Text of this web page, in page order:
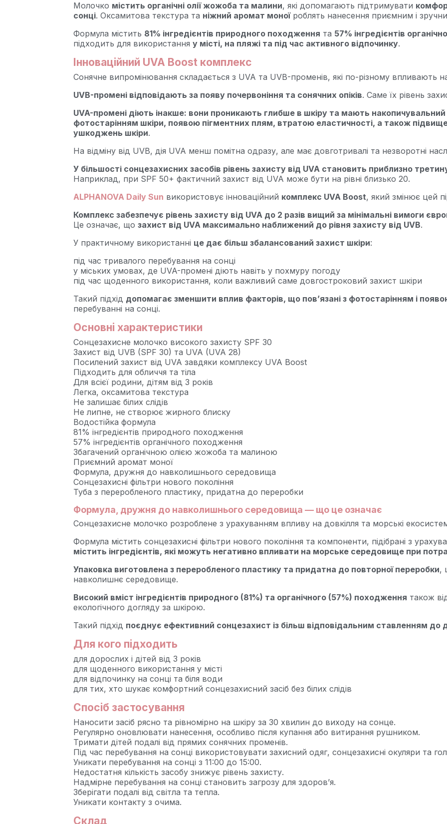
Молочко містить органічні олії жожоба та малини, які допомагають підтримувати
сонці. Оксамитова текстура та ніжний аромат моноїроблять нанесення приємним і
Формула містить 81% інгредієнтів природного походження та 57% інгредієнтів
підходить для використання у місті, на пляжі та під час активного відпочинку.
Інноваційний UVA Boost комплекс
Сонячне випромінювання складається з UVA та UVB-променів, які по-різному впливають
UVB-промені відповідають за появу почервоніння та сонячних опіків. Саме їх рівень
UVA-промені діють інакше: вони проникають глибше в шкіру та мають
фотостарінням шкіри, появою пігментних плям, втратою еластичності, а також
ушкоджень шкіри.
На відміну від UVB, дія UVA менш помітна одразу, але має довготривалі та незворотні
У більшості сонцезахисних засобів рівень захисту від UVA становить приблизно
Наприклад, при SPF 50+ фактичний захист від UVA може бути на рівні близько 20.
ALPHANOVA Daily Sun використовує інноваційний комплекс UVA Boost, який змінює цей
Комплекс забезпечує рівень захисту від UVA до 2 разів вищий за мінімальні вимоги
Це означає, що захист від UVA максимально наближений до рівня захисту від UVB.
У практичному використанні це дає більш збалансований захист шкіри:
під час тривалого перебування на сонці
у міських умовах, де UVA-промені діють навіть у похмуру погоду
під час щоденного використання, коли важливий саме довгостроковий захист шкіри
Такий підхід допомагає зменшити вплив факторів, що пов’язані з фотостарінням і
перебуванні на сонці.
Основні характеристики
Сонцезахисне молочко високого захисту SPF 30
Захист від UVB (SPF 30) та UVA (UVA 28)
Посилений захист від UVA завдяки комплексу UVA Boost
Підходить для обличчя та тіла
Для всієї родини, дітям від 3 років
Легка, оксамитова текстура
Не залишає білих слідів
Не липне, не створює жирного блиску
Водостійка формула
81% інгредієнтів природного походження
57% інгредієнтів органічного походження
Збагачений органічною олією жожоба та малиною
Приємний аромат моної
Формула, дружня до навколишнього середовища
Сонцезахисні фільтри нового покоління
Туба з переробленого пластику, придатна до переробки
Формула, дружня до навколишнього середовища — що це означає
Сонцезахисне молочко розроблене з урахуванням впливу на довкілля та морські
Формула містить сонцезахисні фільтри нового покоління та компоненти, підібрані з
містить інгредієнтів, які можуть негативно впливати на морське середовище при
Упаковка виготовлена з переробленого пластику та придатна до повторної переробки,
навколишнє середовище.
Високий вміст інгредієнтів природного (81%) та органічного (57%) походження також
екологічного догляду за шкірою.
Такий підхід поєднує ефективний сонцезахист із більш відповідальним ставленням до
Для кого підходить
для дорослих і дітей від 3 років
для щоденного використання у місті
для відпочинку на сонці та біля води
для тих, хто шукає комфортний сонцезахисний засіб без білих слідів
Спосіб застосування
Наносити засіб рясно та рівномірно на шкіру за 30 хвилин до виходу на сонце.
Регулярно оновлювати нанесення, особливо після купання або витирання рушником.
Тримати дітей подалі від прямих сонячних променів.
Під час перебування на сонці використовувати захисний одяг, сонцезахисні окуляри та
Уникати перебування на сонці з 11:00 до 15:00.
Недостатня кількість засобу знижує рівень захисту.
Надмірне перебування на сонці становить загрозу для здоров’я.
Зберігати подалі від світла та тепла.
Уникати контакту з очима.
Склад